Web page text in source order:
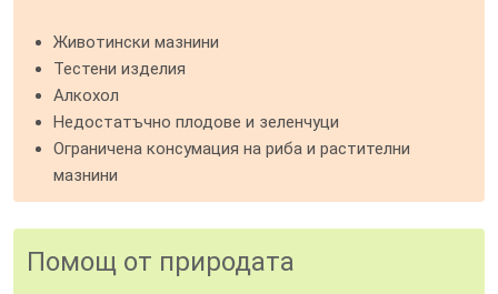
Животински мазнини
Тестени изделия
Алкохол
Недостатъчно плодове и зеленчуци
Ограничена консумация на риба и растителни
мазнини
Помощ от природата